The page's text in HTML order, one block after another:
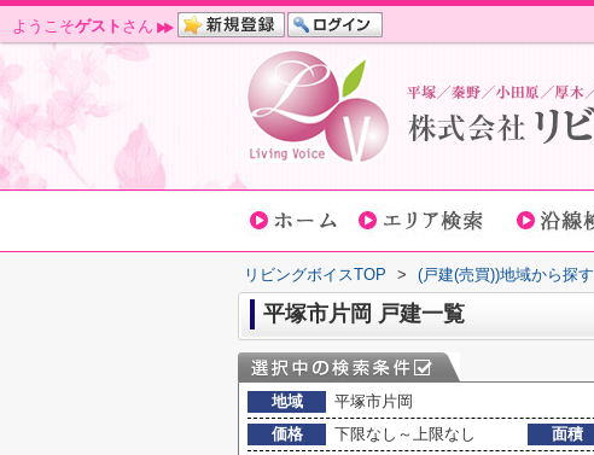
ようこそゲスト さん
リビングボイスTOP > (戸建(売買))地域から探す
平塚市片岡 戸建一覧
地域
平塚市片岡
価格
下限なし～上限なし 面積